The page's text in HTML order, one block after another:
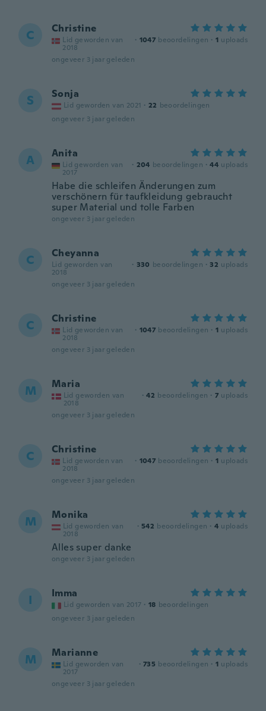
C Christine
Lid geworden van
2018
· 1047 beoordelingen · 1 uploads
ongeveer 3 jaar geleden
S Sonja
Lid geworden van 2021 · 22 beoordelingen
ongeveer 3 jaar geleden
A Anita
Lid geworden van
2017
· 204 beoordelingen · 44 uploads
Habe die schleifen Änderungen zum
verschönern für taufkleidung gebraucht
super Material und tolle Farben
ongeveer 3 jaar geleden
C Cheyanna
Lid geworden van
2018
· 330 beoordelingen · 32 uploads
ongeveer 3 jaar geleden
C Christine
Lid geworden van
2018
· 1047 beoordelingen · 1 uploads
ongeveer 3 jaar geleden
M Maria
Lid geworden van
2018
· 42 beoordelingen · 7 uploads
ongeveer 3 jaar geleden
C Christine
Lid geworden van
2018
· 1047 beoordelingen · 1 uploads
ongeveer 3 jaar geleden
M Monika
Lid geworden van
2018
· 542 beoordelingen · 4 uploads
Alles super danke
ongeveer 3 jaar geleden
I Imma
Lid geworden van 2017 · 18 beoordelingen
ongeveer 3 jaar geleden
M Marianne
Lid geworden van
2017
· 735 beoordelingen · 1 uploads
ongeveer 3 jaar geleden